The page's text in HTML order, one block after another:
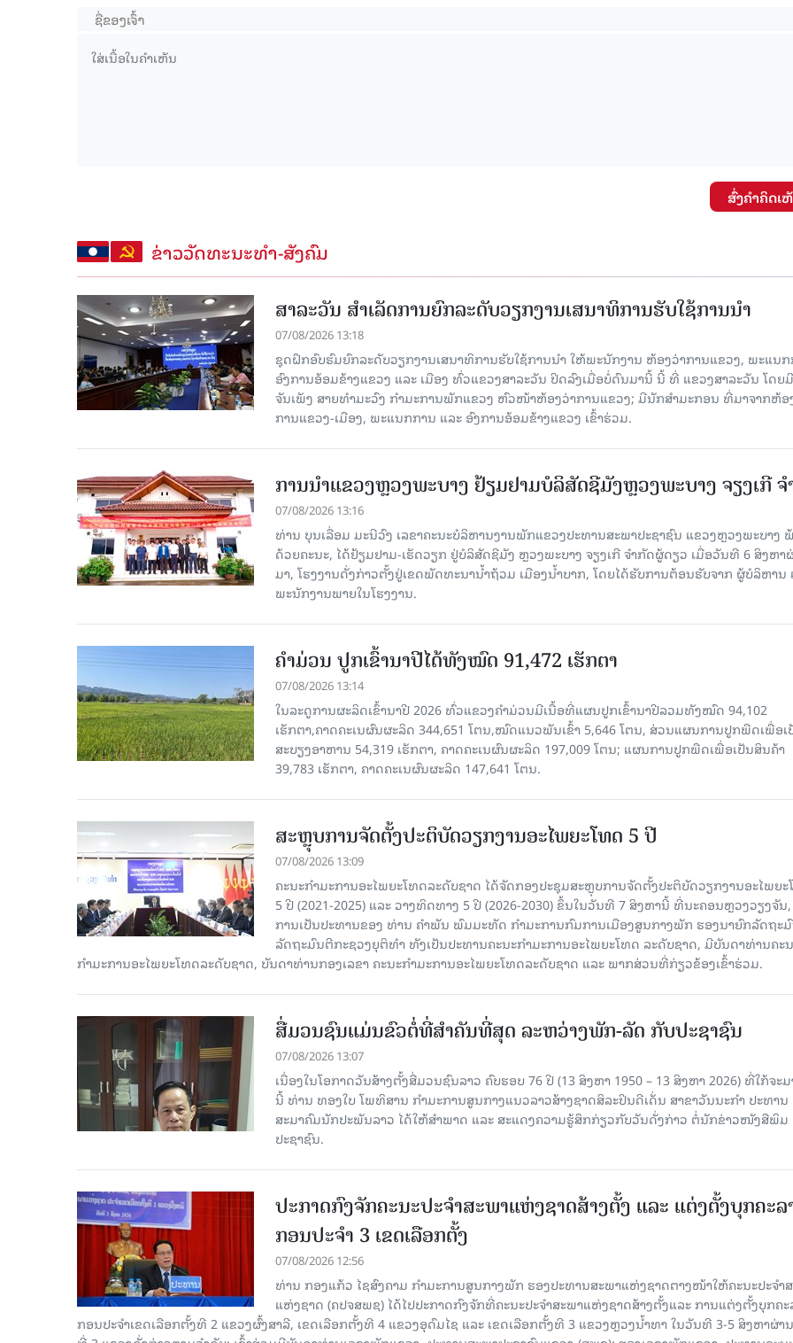
ສົ່ງຄໍາຄິດເ
ຂ່າວວັດທະນະທຳ-ສັງຄົມ
ສາລະວັນ ສໍາເລັດການຍົກລະດັບວຽກງານເສນາທິການຮັບໃຊ້ການນໍາ
07/08/2026 13:18
ຊຸດຝຶກອົບຮົມຍົກລະດັບວຽກງານເສນາທິການຮັບໃຊ້ການນໍາ ໃຫ້ພະນັກງານ ຫ້ອງວ່າການແຂວງ, ພະແນ
ອົງການອ້ອມຂ້າງແຂວງ ແລະ ເມືອງ ທົ່ວແຂວງສາລະວັນ ປິດລົງເມື່ອ​ບໍ່​ດົນ​ມາ​ນີ້ ນີ້ ທີ່ ແຂວງສາລະວັນ ໂດຍ​
ຈັນເພັງ ສາຍທຳມະວົງ ກຳມະການພັກແຂວງ ຫົວໜ້າຫ້ອງວ່າການແຂວງ; ມີນັກສຳມະກອນ ທີ່ມາຈາກຫ້ອ
ການແຂວງ-ເມືອງ, ພະແນກການ ແລະ ອົງການອ້ອມຂ້າງແຂວງ ເຂົ້າຮ່ວມ.
ການນຳແຂວງຫຼວງພະບາງ ຢ້ຽມ​ຢາມບໍ​ລິ​ສັດຊີມັງຫຼວງພະບາງ ຈຽງເກີ ຈໍ
07/08/2026 13:16
ທ່ານ ບຸນເລື່ອມ ມະນີວົງ ເລ​ຂາ​ຄະ​ນະ​ບໍ​ລິ​ຫານ​ງານ​ພັກແຂວງປະທານສະພາປະຊາຊົນ ແຂວງຫຼວງພະບາງ
ດ້ວຍຄະນະ, ໄດ້ຢ້ຽມຢາມ-ເຮັດວຽກ ຢູ່ບໍລິສັດຊີມັງ ຫຼວງພະບາງ ຈຽງເກີ ຈໍາກັດຜູ້ດຽວ ເມື່ອ​ວັນ​ທີ 6 ສິງ​ຫາ​
ມາ, ໂຮງ​ງານ​ດັ່ງ​ກ່າວຕັ້ງຢູ່ເຂດພັດທະນານ້ຳຖ້ວມ ເມືອງນໍ້າບາກ, ໂດຍໄດ້ຮັບການຕ້ອນຮັບຈາກ ຜູ້ບໍລິຫານ
ພະນັກງານພາຍໃນໂຮງງານ.
ຄໍາມ່ວນ ປູກເຂົ້ານາປີໄດ້ທັງໝົດ 91,472 ເຮັກຕາ
07/08/2026 13:14
ໃນລະດູການຜະລິດເຂົ້ານາປີ 2026 ທົ່ວແຂວງຄໍາມ່ວນມີເນື້ອທີ່ແຜນປູກເຂົ້ານາປີລວມທັງໝົດ 94,102
ເຮັກຕາ,ຄາດຄະເນຜົນຜະລິດ 344,651 ໂຕນ,ໝົດແນວພັນເຂົ້າ 5,646 ໂຕນ, ສ່ວນແຜນການປູກພືດເພື່ອເ
ສະບຽງອາຫານ 54,319 ເຮັກຕາ, ຄາດຄະເນຜົນຜະລິດ 197,009 ໂຕນ; ແຜນການປູກພືດເພື່ອເປັນສິນຄ້າ
39,783 ເຮັກຕາ, ຄາດຄະເນຜົນຜະລິດ 147,641 ໂຕນ.
ສະຫຼຸບການຈັດຕັ້ງປະຕິບັດວຽກງານອະໄພຍະໂທດ 5 ປີ
07/08/2026 13:09
ຄະນະກຳມະການອະໄພຍະໂທດລະດັບຊາດ ໄດ້ຈັດກອງປະຊຸມສະຫຼຸບການຈັດຕັ້ງປະຕິບັດວຽກງານອະໄພຍ
5 ປີ (2021-2025) ແລະ ວາງທິດທາງ 5 ປີ (2026-2030) ຂຶ້ນໃນວັນທີ 7 ສິງຫານີ້ ທີ່ນະຄອນຫຼວງວຽງຈັນ
ການເປັນປະທານຂອງ ທ່ານ ຄໍາພັນ ພົມມະທັດ ກຳມະການກົມການເມືອງສູນກາງພັກ ຮອງນາຍົກລັດຖະ
ລັດຖະມົນຕີກະຊວງຍຸຕິທຳ ທັງເປັນປະທານຄະນະກຳມະການອະໄພຍະໂທດ ລະດັບຊາດ, ມີບັນດາທ່ານຄະ
ກໍາມະການອະໄພຍະໂທດລະດັບຊາດ, ບັນດາທ່ານກອງເລຂາ ຄະນະກຳມະການອະໄພຍະໂທດລະດັບຊາດ ແລະ ພາກສ່ວນທີ່ກ່ຽວຂ້ອງເຂົ້າຮ່ວມ.
ສື່ມວນຊົນແມ່ນຂົວຕໍ່ທີ່ສໍາຄັນທີ່ສຸດ ລະຫວ່າງພັກ-ລັດ ກັບປະຊາຊົນ
07/08/2026 13:07
ເນື່ອງໃນໂອກາດວັນສ້າງຕັ້ງສື່ມວນຊົນລາວ ຄົບຮອບ 76 ປີ (13 ສິງຫາ 1950 – 13 ສິງຫາ 2026) ທີ່ໃກ້ຈະມ
ນີ້ ທ່ານ ທອງໃບ ໂພທິສານ ກໍາມະການສູນກາງແນວລາວສ້າງຊາດສິລະປິນດີເດັ່ນ ສາຂາວັນນະກໍາ ປະທານ
ສະມາຄົມນັກປະພັນລາວ ໄດ້ໃຫ້ສໍາພາດ ແລະ ສະແດງຄວາມຮູ້ສຶກກ່ຽວກັບວັນດັ່ງກ່າວ ຕໍ່ນັກຂ່າວໜັງສືພິມ
ປະຊາຊົນ.
ປະກາດກົງຈັກຄະນະປະຈໍາສະພາແຫ່ງຊາດສ້າງຕັ້ງ ແລະ ແຕ່ງຕັ້ງບຸກຄະລ
ກອນປະຈໍາ 3 ເຂດເລືອກຕັ້ງ
07/08/2026 12:56
ທ່ານ ກອງແກ້ວ ໄຊສົງຄາມ ກຳມະການສູນກາງພັກ ຮອງປະທານສະພາແຫ່ງຊາດຕາງໜ້າໃຫ້ຄະນະປະຈໍາ
ແຫ່ງຊາດ (ຄປຈສພຊ) ໄດ້ໄປປະກາດກົງຈັກທີ່ຄະນະປະຈໍາສະພາແຫ່ງຊາດສ້າງຕັ້ງແລະ ການແຕ່ງຕັ້ງບຸກຄະ
ກອນປະຈໍາເຂດເລືອກຕັ້ງທີ 2 ແຂວງຜົ້ງສາລີ, ເຂດເລືອກຕັ້ງທີ 4 ແຂວງອຸດົມໄຊ ແລະ ເຂດເລືອກຕັ້ງທີ 3 ແຂວງຫຼວງນ້ຳທາ ໃນວັນທີ 3-5 ສິງຫາຜ່າ